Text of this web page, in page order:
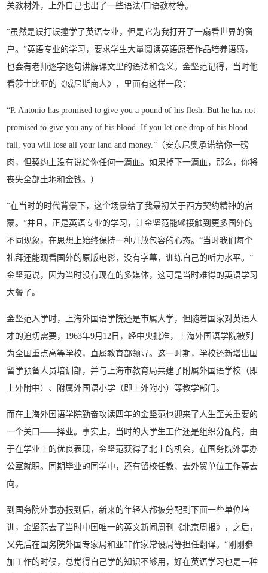
关教材外，上外自己也出了一些语法/口语教材等。
“虽然是误打误撞学了英语专业，但是它为我打开了一扇看世界的窗
户。”英语专业的学习，要求学生大量阅读英语原著作品培养语感，
也会有老师逐字逐句讲解课文里的语法和含义。金坚范记得，当时他
看莎士比亚的《威尼斯商人》，里面有这样一段：
“P. Antonio has promised to give you a pound of his flesh. But he has not
promised to give you any of his blood. If you let one drop of his blood
fall, you will lose all your land and money.”（安东尼奥承诺给你一磅
肉，但契约上没有说给你任何一滴血。如果掉下一滴血，那么，你将
丧失全部土地和金钱。）
“在当时的时代背景下，这个场景给了我最初关于西方契约精神的启
蒙。”并且，正是英语专业的学习，让金坚范能够接触到更多国外的
不同现象，在思想上始终保持一种开放包容的心态。“当时我们每个
礼拜还能观看国外的原版电影，没有字幕，训练自己的听力水平。”
金坚范说，因为当时没有现在的多媒体，这可是当时难得的英语学习
大餐了。
金坚范入学时，上海外国语学院还是市属大学，但随着国家对英语人
才的迫切需要，1963年9月12日，经中央批准，上海外国语学院被列
为全国重点高等学校，直属教育部领导。这一时期，学校还新增出国
留学预备人员培训部，并与上海市教育局共建了附属外国语学校（即
上外附中）、附属外国语小学（即上外附小）等教学部门。
而在上海外国语学院勤奋攻读四年的金坚范也迎来了人生至关重要的
一个关口——择业。事实上，当时的大学生工作还是组织分配的，由
于在学业上的优良表现，金坚范获得了北上的机会，在国务院外事办
公室就职。同期毕业的同学中，还有留校任教、去外贸单位工作等去
向。
到国务院外事办报到后，新来的年轻人都被分配到下面一些单位培
训，金坚范去了当时中国唯一的英文新闻周刊《北京周报》，之后，
又先后在国务院外国专家局和亚非作家常设局等担任翻译。“刚刚参
加工作的时候，总觉得自己学的知识不够用，好在英语学习也是一种